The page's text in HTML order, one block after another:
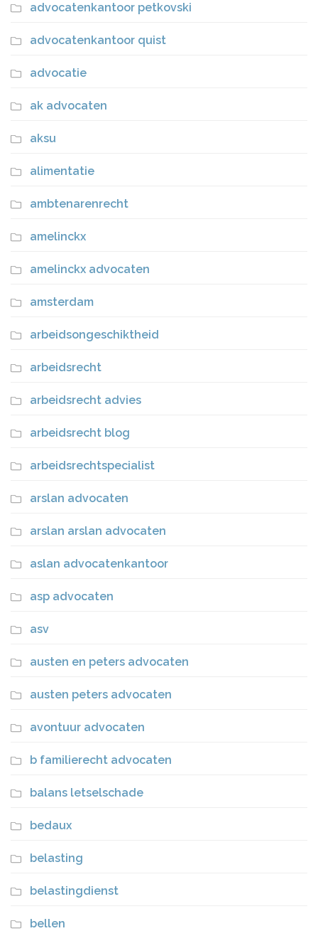
advocatenkantoor petkovski
advocatenkantoor quist
advocatie
ak advocaten
aksu
alimentatie
ambtenarenrecht
amelinckx
amelinckx advocaten
amsterdam
arbeidsongeschiktheid
arbeidsrecht
arbeidsrecht advies
arbeidsrecht blog
arbeidsrechtspecialist
arslan advocaten
arslan arslan advocaten
aslan advocatenkantoor
asp advocaten
asv
austen en peters advocaten
austen peters advocaten
avontuur advocaten
b familierecht advocaten
balans letselschade
bedaux
belasting
belastingdienst
bellen